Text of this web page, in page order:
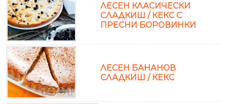
ЛЕСЕН КЛАСИЧЕСКИ
СЛАДКИШ / КЕКС С
ПРЕСНИ БОРОВИНКИ
ЛЕСЕН БАНАНОВ
СЛАДКИШ / КЕКС